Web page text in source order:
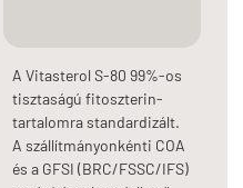
A Vitasterol S-80 99%-os
tisztaságú fitoszterin-
tartalomra standardizált.
A szállítmányonkénti COA
és a GFSI (BRC/FSSC/IFS)